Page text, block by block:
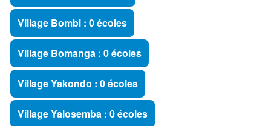
Village Bombi : 0 écoles
Village Bomanga : 0 écoles
Village Yakondo : 0 écoles
Village Yalosemba : 0 écoles